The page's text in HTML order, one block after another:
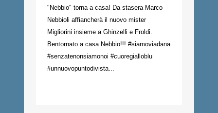
"Nebbio" torna a casa! Da stasera Marco
Nebbioli affiancherà il nuovo mister
Migliorini insieme a Ghinzelli e Froldi.
Bentornato a casa Nebbio!!! #siamoviadana
#senzatenonsiamonoi #cuoregialloblu
#unnuovopuntodivista...